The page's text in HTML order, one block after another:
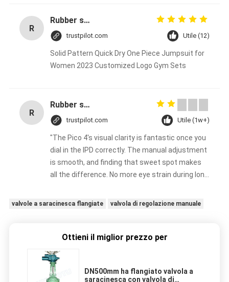
R
Rubber solid forklift tires For material handling forklift
trustpilot.com Utile (12)
Solid Pattern Quick Dry One Piece Jumpsuit for
Women 2023 Customized Logo Gym Sets
R
Rubber solid forklift tires For material handling forklift
trustpilot.com Utile (1w+)
"The Pico 4's visual clarity is fantastic once you
dial in the IPD correctly. The manual adjustment
is smooth, and finding that sweet spot makes
all the difference. No more eye strain during long
set it up properly!""The Pico 4's visual clarity is
sweet spot makes all the difference. No more
recommend taking the time to set it up
properly!""The Pico 4's visual clarity is fantastic
valvole a saracinesca flangiate valvola di regolazione manuale
Ottieni il miglior prezzo per
DN500mm ha flangiato valvola a
saracinesca con valvola di